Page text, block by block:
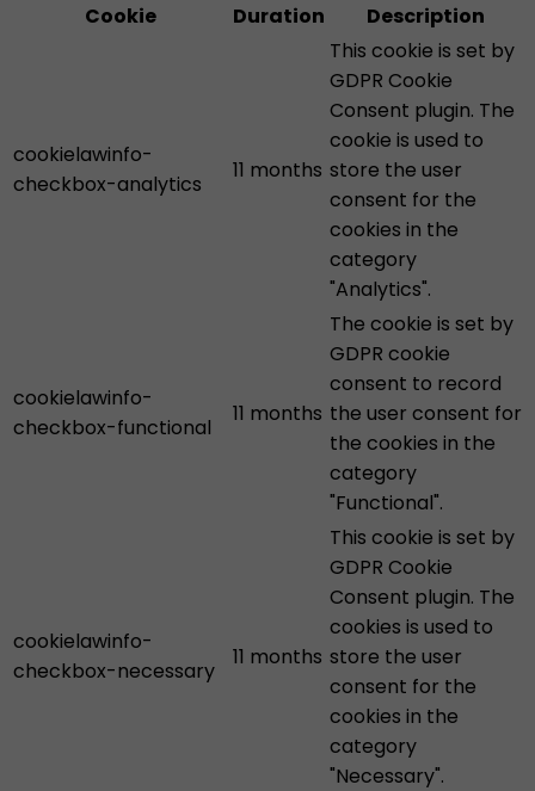
Cookie
Duration Description
cookielawinfo-
checkbox-analytics
11 months
This cookie is set by
GDPR Cookie
Consent plugin. The
cookie is used to
store the user
consent for the
cookies in the
category
"Analytics".
cookielawinfo-
checkbox-functional
11 months
The cookie is set by
GDPR cookie
consent to record
the user consent for
the cookies in the
category
"Functional".
cookielawinfo-
checkbox-necessary
11 months
This cookie is set by
GDPR Cookie
Consent plugin. The
cookies is used to
store the user
consent for the
cookies in the
category
"Necessary".